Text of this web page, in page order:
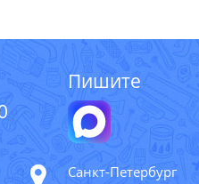
Пишите
Санкт-Петербург